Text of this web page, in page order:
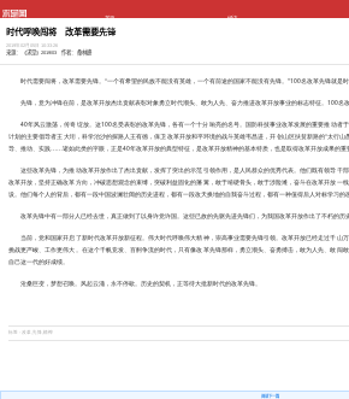
首页 经济
社会
国防
时代呼唤闯将 改革需要先锋
2019年02月05日 10:33:26
来源： 《求是》2019/03 作者： 桑林峰
时代需要闯将，改革需要先锋。“一个有希望的民族不能没有英雄，一个有前途的国家不能没有先锋。”100名改革先锋就是时
先锋，意为冲锋在前，是改革开放杰出贡献表彰对象勇立时代潮头、敢为人先、奋力推进改革开放事业的标志特征。100名改
40年风云激荡，传奇绽放。这100名受表彰的改革先锋，各有一个十分响亮的名号。国防科技事业改革发展的重要推动者于
计划的主要倡导者王大珩，科学治沙的探路人王有德，保卫改革开放和平环境的战斗英雄韦昌进，开创山区扶贫新路的“太行
导、推动、实践……诸如此类的字眼，正是40年改革开放的典型特征，是改革开放精神的基本特质，也是取得改革开放成果的重
这些改革先锋，为推动改革开放作出了杰出贡献，发挥了突出的示范引领作用，是人民群众的优秀代表。他们既有领导干
改革开放，坚持正确改革方向，冲破思想观念的束缚，突破利益固化的藩篱，敢于啃硬骨头，敢于涉险滩，奋斗在改革开放一
设。他们每个人的背后，都有一段中国波澜壮阔的历史进程，都有一段改天换地的自我奋斗过程，都有一种值得后人对标学习的改
改革先锋中有一部分人已经去世，真正做到了以身许党许国。这些已故的先驱先进先锋们，为我国改革开放作出了不朽的历
当前，党和国家开启了新时代改革开放新征程。伟大时代呼唤伟大精神，崇高事业需要先锋引领。改革开放已经走过千山万
挑战更严峻、工作更伟大。在这个千帆竞发、百舸争流的时代，只有像改革先锋那样，勇立潮头、奋勇搏击，敢为人先、敢闯
自己这一代的好成绩。
沧桑巨变，梦想召唤。风起云涌，永不停歇。历史的契机，正等待大批新时代的改革先锋。
标签 - 改革,先锋,精神